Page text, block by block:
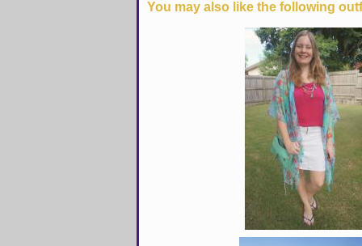
You may also like the following